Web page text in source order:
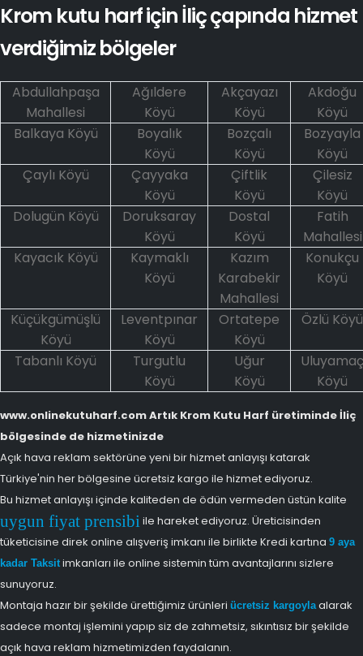
Krom kutu harf için İliç çapında hizmet
verdiğimiz bölgeler
Abdullahpaşa
Mahallesi
Ağıldere
Köyü
Akçayazı
Köyü
Akdoğu
Köyü
Balkaya Köyü
Boyalık
Köyü
Bozçalı
Köyü
Bozyayla
Köyü
Çaylı Köyü
Çayyaka
Köyü
Çiftlik
Köyü
Çilesiz
Köyü
Dolugün Köyü
Doruksaray
Köyü
Dostal
Köyü
Fatih
Mahallesi
Kayacık Köyü
Kaymaklı
Köyü
Kazım
Karabekir
Mahallesi
Konukçu
Köyü
Küçükgümüşlü
Köyü
Leventpınar
Köyü
Ortatepe
Köyü
Özlü Köyü
Tabanlı Köyü
Turgutlu
Köyü
Uğur
Köyü
Uluyamaç
Köyü
www.onlinekutuharf.com Artık Krom Kutu Harf üretiminde İliç
bölgesinde de hizmetinizde
Açık hava reklam sektörüne yeni bir hizmet anlayışı katarak
Türkiye'nin her bölgesine ücretsiz kargo ile hizmet ediyoruz.
Bu hizmet anlayışı içinde kaliteden de ödün vermeden üstün kalite
uygun fiyat prensibi ile hareket ediyoruz. Üreticisinden
tüketicisine direk online alışveriş imkanı ile birlikte Kredi kartına 9 aya
kadar Taksitimkanları ile online sistemin tüm avantajlarını sizlere
sunuyoruz.
Montaja hazır bir şekilde ürettiğimiz ürünleri ücretsiz kargoylaalarak
sadece montaj işlemini yapıp siz de zahmetsiz, sıkıntısız bir şekilde
açık hava reklam hizmetimizden faydalanın.